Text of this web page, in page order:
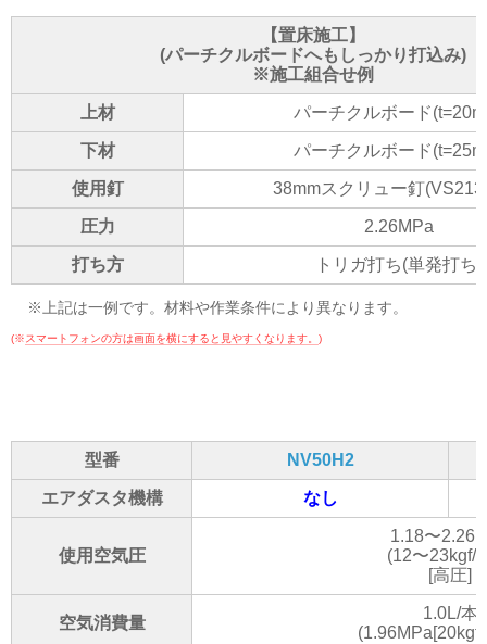
【置床施工】
(パーチクルボードへもしっかり打込み)
※施工組合せ例
上材 パーチクルボード
下材 パーチクルボード
使用釘 38mmスクリュー釘
圧力 2.26MPa
打ち方 トリガ打ち(単発打ち)
※上記は一例です。材料や作業条件により異なります。
(※スマートフォンの方は画面を横にすると見やすくなります。 )
型番 NV50H2
エアダスタ機構 なし
使用空気圧
1.18〜
(12〜23kgf/
[高圧]
空気消費量
1.0L/本